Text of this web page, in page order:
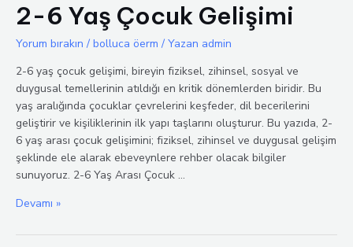
2-6 Yaş Çocuk Gelişimi
Yorum bırakın / bolluca öerm / Yazan admin
2-6 yaş çocuk gelişimi, bireyin fiziksel, zihinsel, sosyal ve
duygusal temellerinin atıldığı en kritik dönemlerden biridir. Bu
yaş aralığında çocuklar çevrelerini keşfeder, dil becerilerini
geliştirir ve kişiliklerinin ilk yapı taşlarını oluşturur. Bu yazıda, 2-
6 yaş arası çocuk gelişimini; fiziksel, zihinsel ve duygusal gelişim
şeklinde ele alarak ebeveynlere rehber olacak bilgiler
sunuyoruz. 2-6 Yaş Arası Çocuk …
2-
Yaş
Devamı »